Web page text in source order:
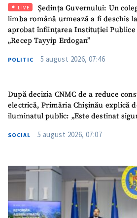
LIVE
Ședința Guvernului: Un
limba română urmează a fi deschis
aprobat înființarea Instituției Publice
„Recep Tayyip Erdogan”
POLITIC 5 august 2026, 07:46
După decizia CNMC de a reduce
electrică, Primăria Chișinău explică
iluminatul public: „Este destinat
SOCIAL 5 august 2026, 07:07